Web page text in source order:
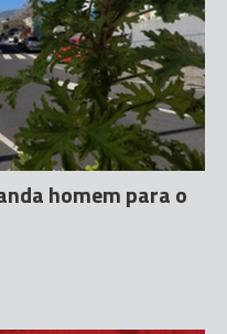
homem para o